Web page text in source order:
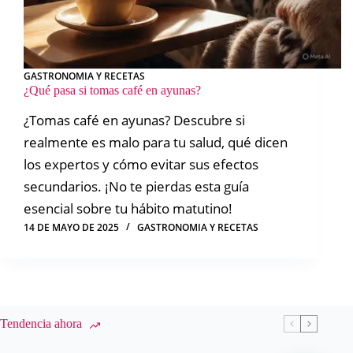
GASTRONOMIA Y RECETAS
¿Qué pasa si tomas café en ayunas?
¿Tomas café en ayunas? Descubre si
realmente es malo para tu salud, qué dicen
los expertos y cómo evitar sus efectos
secundarios. ¡No te pierdas esta guía
esencial sobre tu hábito matutino!
14 DE MAYO DE 2025 GASTRONOMIA Y RECETAS
Tendencia ahora